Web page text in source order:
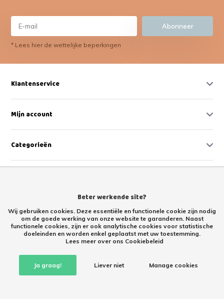
Abonneer
* Lees hier de wettelijke beperkingen
Klantenservice
Mijn account
Categorieën
Retourproducten kopen met korting – tweede kans Retoertje.nl
Beter werkende site?
Wij gebruiken cookies. Deze essentiële en functionele cookie zijn nodig
om de goede werking van onze website te garanderen. Naast
functionele cookies, zijn er ook analytische cookies voor statistische
doeleinden en worden enkel geplaatst met uw toestemming.
Lees meer over ons Cookiebeleid
Ja graag! Liever niet Manage cookies